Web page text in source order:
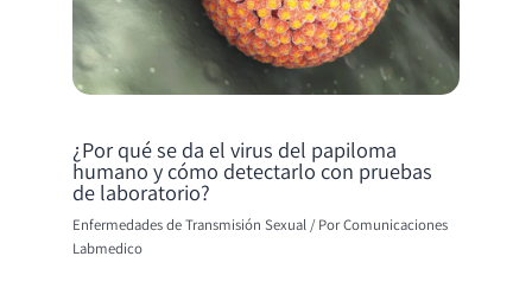
¿Por qué se da el virus del papiloma
humano y cómo detectarlo con pruebas
de laboratorio?
Enfermedades de Transmisión Sexual / PorComunicaciones
Labmedico